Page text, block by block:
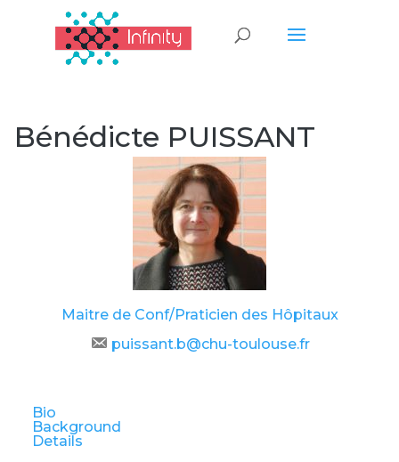
Bénédicte PUISSANT
Maitre de Conf/Praticien des Hôpitaux
puissant.b@chu-toulouse.fr
Bio
Background
Details